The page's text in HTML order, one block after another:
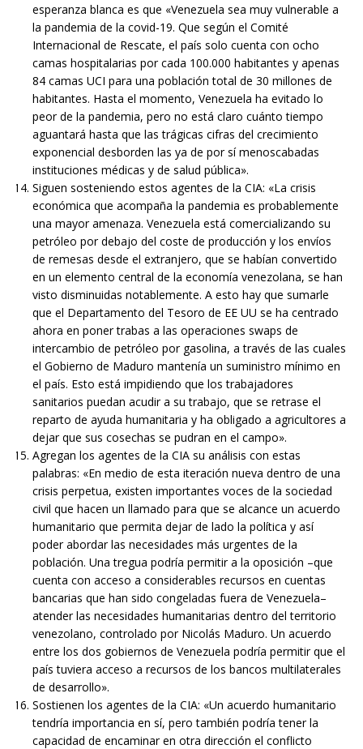
esperanza blanca es que «Venezuela sea muy vulnerable a
la pandemia de la covid-19. Que según el Comité
Internacional de Rescate, el país solo cuenta con ocho
camas hospitalarias por cada 100.000 habitantes y apenas
84 camas UCI para una población total de 30 millones de
habitantes. Hasta el momento, Venezuela ha evitado lo
peor de la pandemia, pero no está claro cuánto tiempo
aguantará hasta que las trágicas cifras del crecimiento
exponencial desborden las ya de por sí menoscabadas
instituciones médicas y de salud pública».
Siguen sosteniendo estos agentes de la CIA: «La crisis
económica que acompaña la pandemia es probablemente
una mayor amenaza. Venezuela está comercializando su
petróleo por debajo del coste de producción y los envíos
de remesas desde el extranjero, que se habían convertido
en un elemento central de la economía venezolana, se han
visto disminuidas notablemente. A esto hay que sumarle
que el Departamento del Tesoro de EE UU se ha centrado
ahora en poner trabas a las operaciones swaps de
intercambio de petróleo por gasolina, a través de las cuales
el Gobierno de Maduro mantenía un suministro mínimo en
el país. Esto está impidiendo que los trabajadores
sanitarios puedan acudir a su trabajo, que se retrase el
reparto de ayuda humanitaria y ha obligado a agricultores a
dejar que sus cosechas se pudran en el campo».
Agregan los agentes de la CIA su análisis con estas
palabras: «En medio de esta iteración nueva dentro de una
crisis perpetua, existen importantes voces de la sociedad
civil que hacen un llamado para que se alcance un acuerdo
humanitario que permita dejar de lado la política y así
poder abordar las necesidades más urgentes de la
población. Una tregua podría permitir a la oposición –que
cuenta con acceso a considerables recursos en cuentas
bancarias que han sido congeladas fuera de Venezuela–
atender las necesidades humanitarias dentro del territorio
venezolano, controlado por Nicolás Maduro. Un acuerdo
entre los dos gobiernos de Venezuela podría permitir que el
país tuviera acceso a recursos de los bancos multilaterales
de desarrollo».
Sostienen los agentes de la CIA: «Un acuerdo humanitario
tendría importancia en sí, pero también podría tener la
capacidad de encaminar en otra dirección el conflicto